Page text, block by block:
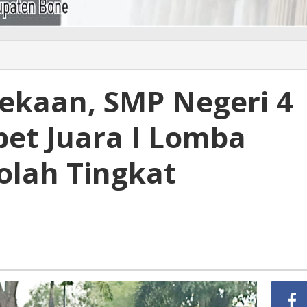
SMP Negeri 4
Juara I Lomba
Tingkat